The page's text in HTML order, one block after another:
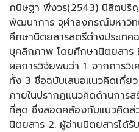
กนิษฐา พึ่งวร(2543) นิสิตปริ
พัฒนาการ จุฬาลงกรณ์มหาวิท
ศึกษานิตยสารสตรีต่างประเท
บุคลิกภาพ โดยศึกษานิตยสาร
ผลการวิจัยพบว่า 1. จากการวิ
ทั้ง 3 ชื่อฉบับเสนอแนวคิดเกี่
ภายในปรากฏแนวคิดด้านการส
ที่สุด ซึ่งสอดคล้องกับแนวคิดส่
นิตยสาร 2. ผู้อ่านนิตยสารได้